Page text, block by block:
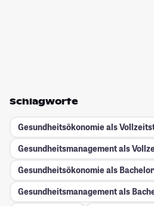
Schlagworte
Gesundheitsökonomie als
Gesundheitsmanagement als
Gesundheitsökonomie als Bachelor
Gesundheitsmanagement als